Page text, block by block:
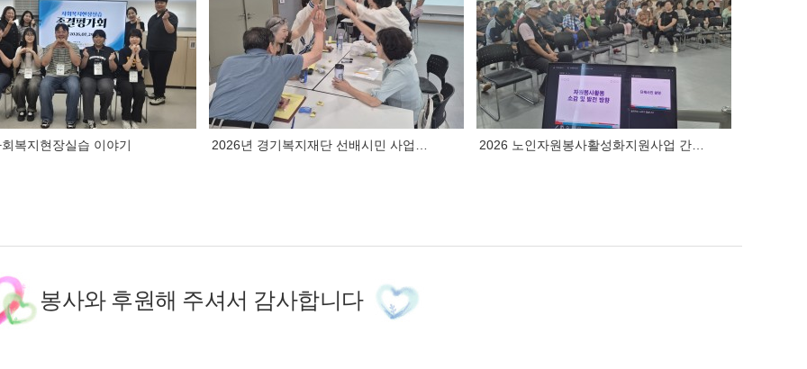
복지현장실습 이야기 2026년 경기복지재단 선배시민 사업… 2026 노인자원봉사활성화지원사업 간…
봉사와 후원해 주셔서 감사합니다